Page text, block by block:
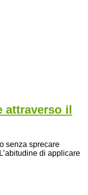
attraverso il
senza sprecare
di applicare